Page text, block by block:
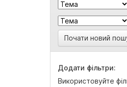
Почати новий
Додати фільтри:
Використовуйте